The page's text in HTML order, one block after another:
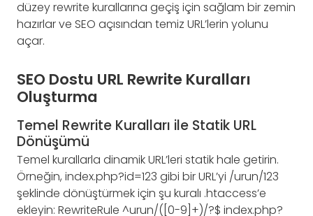
düzey rewrite kurallarına geçiş için sağlam bir zemin
hazırlar ve SEO açısından temiz URL’lerin yolunu
açar.
SEO Dostu URL Rewrite Kuralları
Oluşturma
Temel Rewrite Kuralları ile Statik URL
Dönüşümü
Temel kurallarla dinamik URL’leri statik hale getirin.
Örneğin, index.php?id=123 gibi bir URL’yi /urun/123
şeklinde dönüştürmek için şu kuralı .htaccess’e
ekleyin: RewriteRule ^urun/([0-9]+)/?$ index.php?